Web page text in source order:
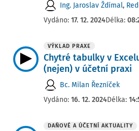
Ing. Jaroslav Ždímal,
Vydáno: 17. 12. 2024Délka:
VÝKLAD PRAXE
Chytré tabulky v
(nejen) v účetní praxi
Bc. Milan Řezníček
Vydáno: 16. 12. 2024Délka:
DAŇOVÉ A ÚČETNÍ AKTUALITY